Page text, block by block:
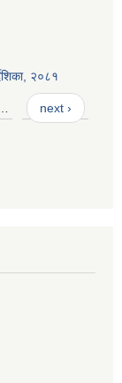
२०८१
next ›